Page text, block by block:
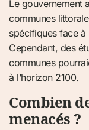
Le gouvernement
communes
spécifiques face à
Cependant, des
communes
à l’horizon 2100.
Combien
menacés ?